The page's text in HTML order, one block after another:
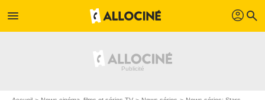
menu profil search